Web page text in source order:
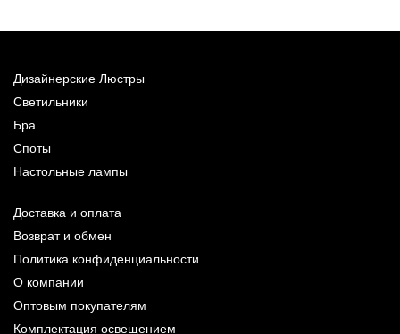
Дизайнерские Люстры
Светильники
Бра
Споты
Настольные лампы
Доставка и оплата
Возврат и обмен
Политика конфиденциальности
О компании
Оптовым покупателям
Комплектация освещением